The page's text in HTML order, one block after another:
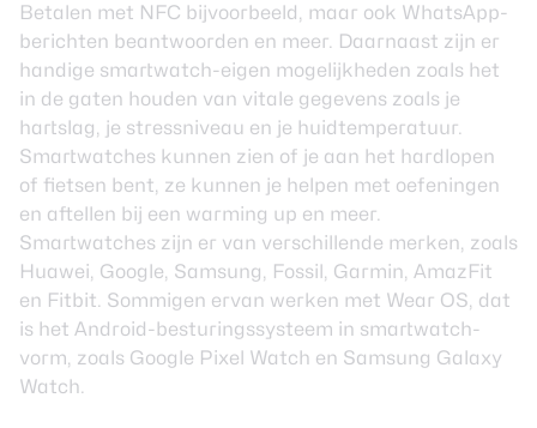
Betalen met NFC bijvoorbeeld, maar ook WhatsApp-
berichten beantwoorden en meer. Daarnaast zijn er
handige smartwatch-eigen mogelijkheden zoals het
in de gaten houden van vitale gegevens zoals je
hartslag, je stressniveau en je huidtemperatuur.
Smartwatches kunnen zien of je aan het hardlopen
of fietsen bent, ze kunnen je helpen met oefeningen
en aftellen bij een warming up en meer.
Smartwatches zijn er van verschillende merken, zoals
Huawei, Google, Samsung, Fossil, Garmin, AmazFit
en Fitbit. Sommigen ervan werken met Wear OS, dat
is het Android-besturingssysteem in smartwatch-
vorm, zoals Google Pixel Watch en Samsung Galaxy
Watch.